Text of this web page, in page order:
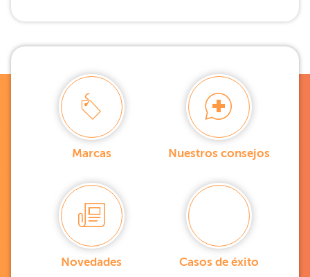
Marcas Nuestros consejos
Novedades Casos de éxito